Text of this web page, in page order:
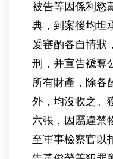
被告等因係利慾
典，到案後均坦
爰審酌各自情狀
刑，并宣告褫奪
所有財產，除各
外，均沒收之。
六張，因屬違禁
至軍事檢察官以